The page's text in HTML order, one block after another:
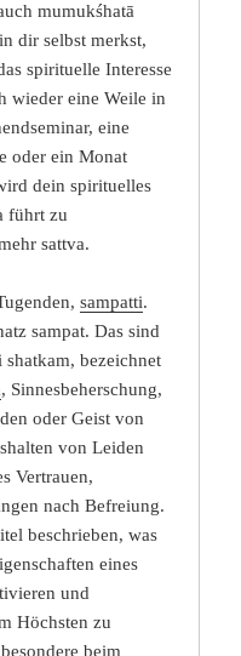
mumukśhatā
dir selbst merkst,
spirituelle Interesse
wieder eine Weile in
eine
oder ein Monat
dein spirituelles
führt zu
sattva.
sampatti.
sampat. Das sind
shatkam, bezeichnet
, Sinnesbeherschung,
oder Geist von
von Leiden
Vertrauen,
nach Befreiung.
beschrieben, was
eines
und
Höchsten zu
beim